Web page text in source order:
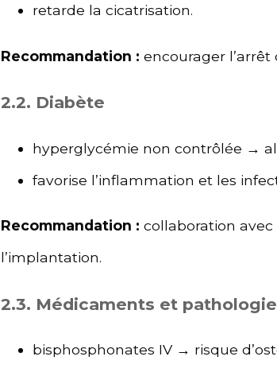
retarde la cicatrisation.
Recommandation : encourager
2.2. Diabète
hyperglycémie non contrôlée →
favorise l’inflammation et les
Recommandation : collaboration
l’implantation.
2.3. Médicaments et
bisphosphonates IV → risque